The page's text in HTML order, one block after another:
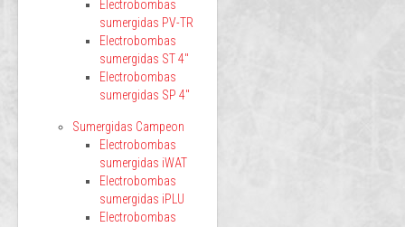
Electrobombas
sumergidas PV-TR
Electrobombas
sumergidas ST 4"
Electrobombas
sumergidas SP 4"
Sumergidas Campeon
Electrobombas
sumergidas iWAT
Electrobombas
sumergidas iPLU
Electrobombas